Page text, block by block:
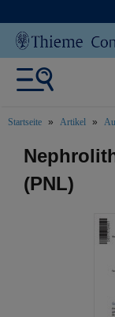
Startseite Artikel
text.skipToContent
text.skipToNavigation
(PNL)